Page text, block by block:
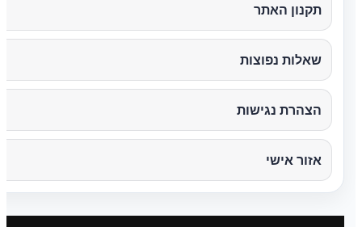
תקנון האתר
שאלות נפוצות
הצהרת נגישות
אזור אישי